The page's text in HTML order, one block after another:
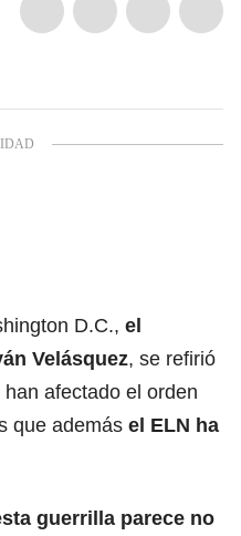
D.C., el
Velásquez, se refirió
afectado el orden
que además el ELN ha
guerrilla parece no